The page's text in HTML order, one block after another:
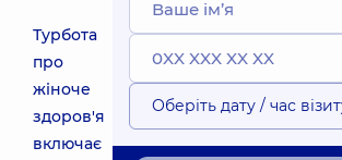
Турбота
про
жіноче
здоров'я
включає
Оберіть дату / час